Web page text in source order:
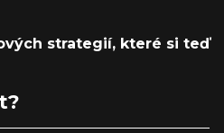
strategií, které si teď